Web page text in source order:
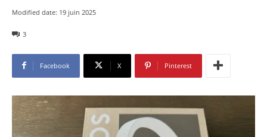
Modified date: 19 juin 2025
3
Facebook X Pinterest